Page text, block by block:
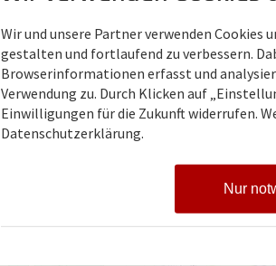
DEUTSCHLAND
Tel.+49 8322 2838
Fax +49 8322 5693
Wir und unsere Partner verwenden
gestalten und fortlaufend zu verbessern.
Browserinformationen erfasst und
Verwendung zu. Durch Klicken auf
Einwilligungen für die Zukunft widerrufen.
Datenschutzerklärung.
Nur